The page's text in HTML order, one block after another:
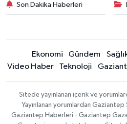
Son Dakika Haberleri
Ekonomi Gündem
Video Haber
Teknoloji
Sitede yayınlanan içerik ve
Yayınlanan yorumlardan
Gaziantep Haberleri - Gaziantep